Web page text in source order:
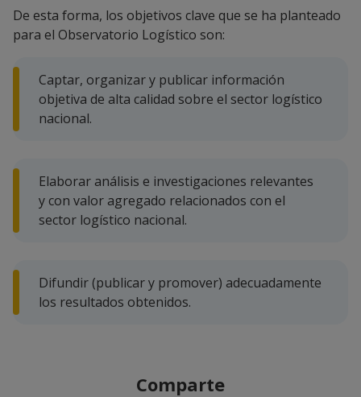
De esta forma, los objetivos clave que se ha planteado
para el Observatorio Logístico son:
Captar, organizar y publicar información
objetiva de alta calidad sobre el sector logístico
nacional.
Elaborar análisis e investigaciones relevantes
y con valor agregado relacionados con el
sector logístico nacional.
Difundir (publicar y promover) adecuadamente
los resultados obtenidos.
Comparte